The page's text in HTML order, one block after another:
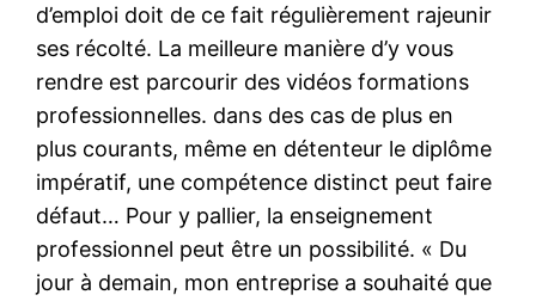
d’emploi doit de ce fait régulièrement rajeunir
ses récolté. La meilleure manière d’y vous
rendre est parcourir des vidéos formations
professionnelles. dans des cas de plus en
plus courants, même en détenteur le diplôme
impératif, une compétence distinct peut faire
défaut… Pour y pallier, la enseignement
professionnel peut être un possibilité. « Du
jour à demain, mon entreprise a souhaité que